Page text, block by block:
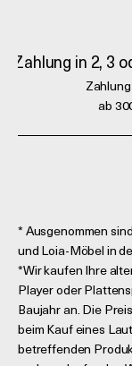
Zahlung in 2, 3
ab
* Ausgenommen
und Loia-Möbel in
*Wir kaufen Ihre
Player oder
Baujahr an. Die
beim Kauf eines
betreffenden